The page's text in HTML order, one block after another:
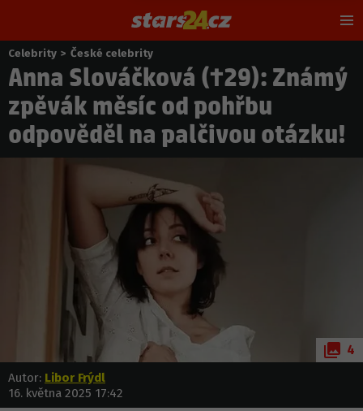
Nacházíte
se
zde:
Celebrity > České celebrity
Anna Slováčková (†29): Známý
zpěvák měsíc od pohřbu
odpověděl na palčivou otázku!
4
Autor: Libor Frýdl
16. května 2025 17:42